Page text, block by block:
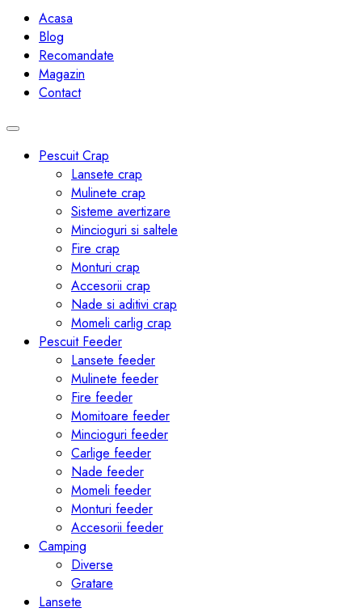
navigation
Acasa
Blog
Recomandate
Magazin
Contact
Toggle
navigationPescuit Crap
Lansete crap
Mulinete crap
Sisteme avertizare
Mincioguri si saltele
Fire crap
Monturi crap
Accesorii crap
Nade si aditivi crap
Momeli carlig crap
Pescuit Feeder
Lansete feeder
Mulinete feeder
Fire feeder
Momitoare feeder
Mincioguri feeder
Carlige feeder
Nade feeder
Momeli feeder
Monturi feeder
Accesorii feeder
Camping
Diverse
Gratare
Lansete